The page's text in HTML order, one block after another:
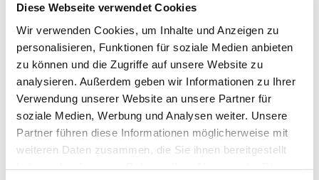
Diese Webseite verwendet Cookies
Wir verwenden Cookies, um Inhalte und Anzeigen zu
personalisieren, Funktionen für soziale Medien anbieten
zu können und die Zugriffe auf unsere Website zu
analysieren. Außerdem geben wir Informationen zu Ihrer
Verwendung unserer Website an unsere Partner für
soziale Medien, Werbung und Analysen weiter. Unsere
Partner führen diese Informationen möglicherweise mit
weiteren Daten zusammen, die Sie ihnen bereitgestellt
Ansprechpartner
Jens Meyer
Geschäftsführer
j.meyer@vdm-beratung.de
+49 176 10 90 10 11